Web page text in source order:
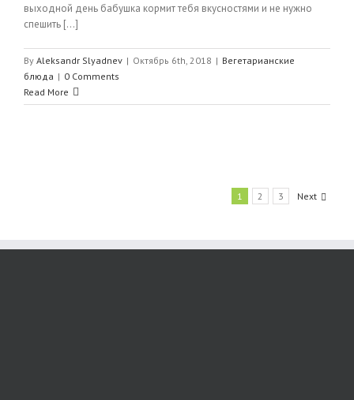
выходной день бабушка кормит тебя вкусностями и не нужно
спешить [...]
By Aleksandr Slyadnev | Октябрь 6th, 2018 | Вегетарианские
блюда | 0 Comments
Read More
1 2 3 Next